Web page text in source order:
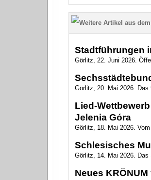
Stadtführungen
Görlitz, 22. Juni 2026.
Görlitz, 20. Mai 2026. Das
Lied-
Jelenia Góra
Görlitz, 18. Mai 2026.
Schlesisches
Görlitz, 14. Mai 2026.
Neues